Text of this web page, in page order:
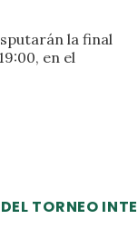
la final
en el
TORNEO